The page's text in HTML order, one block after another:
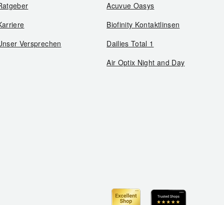
Versprechen
Acuvue Oasys
Biofinity Kontaktlinsen
Dailies Total 1
Air Optix Night and Day